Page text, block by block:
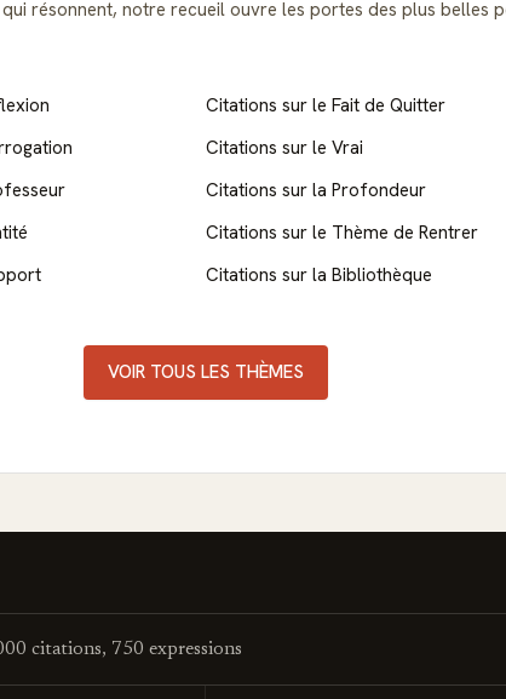
résonnent, notre recueil ouvre les portes des plus belles
Citations sur le Fait de Quitter
Citations sur le Vrai
Citations sur la Profondeur
Citations sur le Thème de Rentrer
Citations sur la Bibliothèque
VOIR TOUS LES THÈMES
citations, 750 expressions